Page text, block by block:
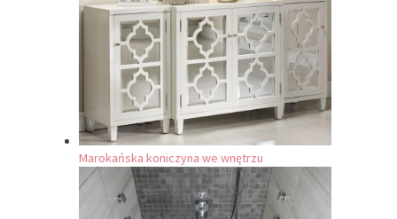
Marokańska koniczyna we wnętrzu